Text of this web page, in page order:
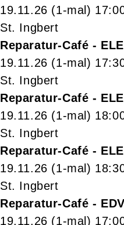
19.11.26 (1-mal)
St. Ingbert
Reparatur-Café -
19.11.26 (1-mal)
St. Ingbert
Reparatur-Café -
19.11.26 (1-mal)
St. Ingbert
Reparatur-Café -
19.11.26 (1-mal)
St. Ingbert
Reparatur-Café -
19.11.26 (1-mal)